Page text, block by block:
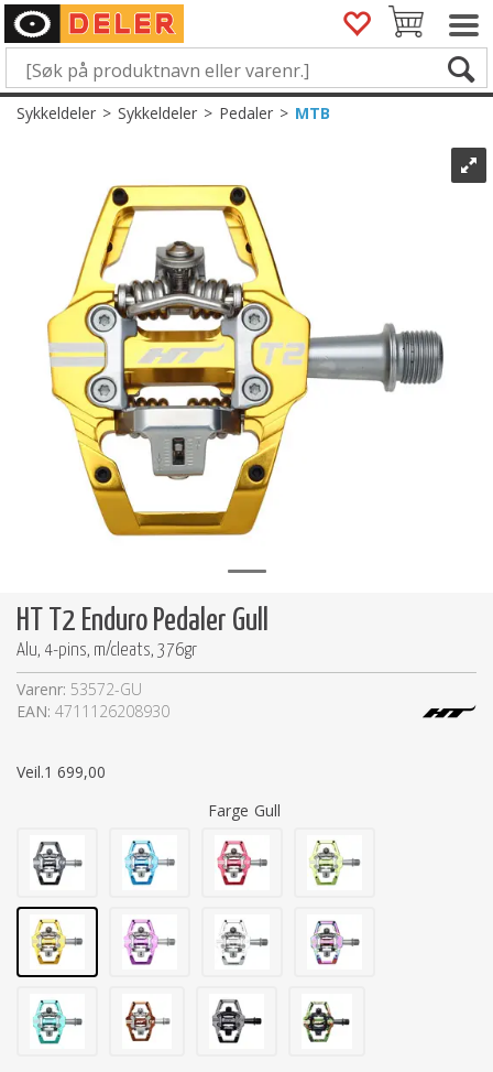
Sykkeldeler>Sykkeldeler>Pedaler>MTB
HT T2 Enduro Pedaler Gull
Alu, 4-pins, m/cleats, 376gr
Varenr: 53572-GU
EAN: 4711126208930
Veil.1 699,00
Farge Gull